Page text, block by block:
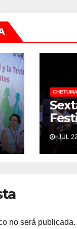
en
un
JUL
no será publicada.